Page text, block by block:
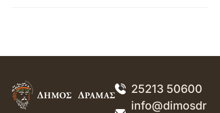
25213 50600
info@dimosdr